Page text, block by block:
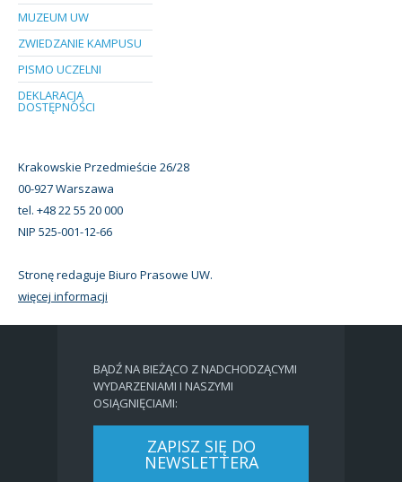
MUZEUM UW
ZWIEDZANIE KAMPUSU
PISMO UCZELNI
DEKLARACJA
DOSTĘPNOŚCI
Krakowskie Przedmieście 26/28
00-927 Warszawa
tel. +48 22 55 20 000
NIP 525-001-12-66
Stronę redaguje Biuro Prasowe UW.
więcej informacji
BĄDŹ NA BIEŻĄCO Z NADCHODZĄCYMI
WYDARZENIAMI I NASZYMI
OSIĄGNIĘCIAMI:
ZAPISZ SIĘ DO
NEWSLETTERA